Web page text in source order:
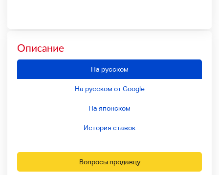
Описание
На русском
На русском от Google
На японском
История ставок
Вопросы продавцу